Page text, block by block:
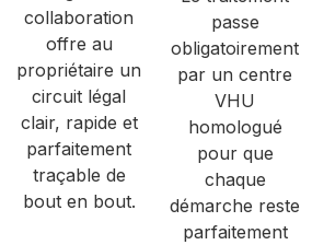
collaboration
offre au
propriétaire un
circuit légal
clair, rapide et
parfaitement
traçable de
bout en bout.
passe
obligatoirement
par un centre
VHU
homologué
pour que
chaque
démarche reste
parfaitement